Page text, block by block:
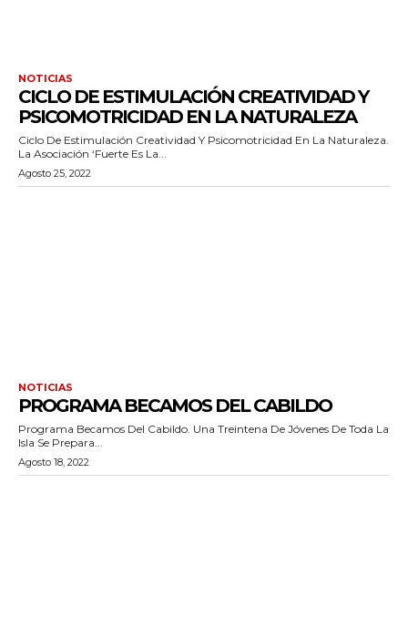
NOTICIAS
CICLO DE ESTIMULACIÓN CREATIVIDAD Y
PSICOMOTRICIDAD EN LA NATURALEZA
Ciclo De Estimulación Creatividad Y Psicomotricidad En La Naturaleza.
La Asociación ‘Fuerte Es La...
Agosto 25, 2022
NOTICIAS
PROGRAMA BECAMOS DEL CABILDO
Programa Becamos Del Cabildo. Una Treintena De Jóvenes De Toda La
Isla Se Prepara...
Agosto 18, 2022